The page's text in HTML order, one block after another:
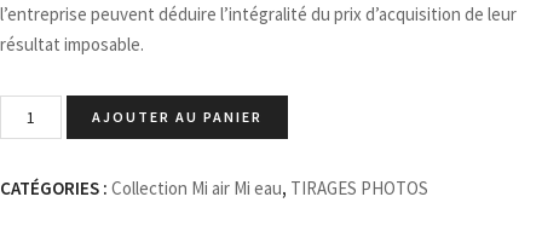
l’entreprise peuvent déduire l’intégralité du prix d’acquisition de leur
résultat imposable.
AJOUTER AU PANIER
CATÉGORIES : Collection Mi air Mi eau, TIRAGES PHOTOS